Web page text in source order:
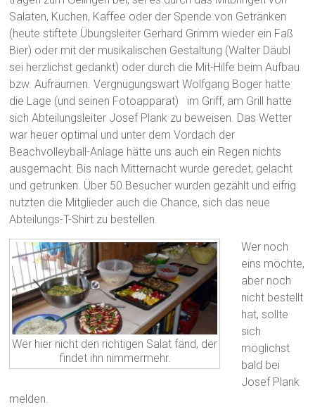
Salaten, Kuchen, Kaffee oder der Spende von Getränken
(heute stiftete Übungsleiter Gerhard Grimm wieder ein Faß
Bier) oder mit der musikalischen Gestaltung (Walter Däubl
sei herzlichst gedankt) oder durch die Mit-Hilfe beim Aufbau
bzw. Aufräumen. Vergnügungswart Wolfgang Boger hatte
die Lage (und seinen Fotoapparat) im Griff, am Grill hatte
sich Abteilungsleiter Josef Plank zu beweisen. Das Wetter
war heuer optimal und unter dem Vordach der
Beachvolleyball-Anlage hätte uns auch ein Regen nichts
ausgemacht. Bis nach Mitternacht wurde geredet, gelacht
und getrunken. Über 50 Besucher wurden gezählt und eifrig
nutzten die Mitglieder auch die Chance, sich das neue
Abteilungs-T-Shirt zu bestellen.
Wer hier nicht den richtigen Salat fand, der
findet ihn nimmermehr.
Wer noch
eins möchte,
aber noch
nicht bestellt
hat, sollte
sich
möglichst
bald bei
Josef Plank
melden.